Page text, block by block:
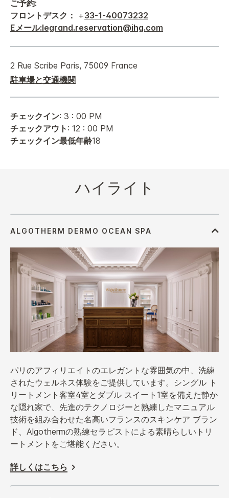
ご予約:
フロントデスク：
+33-1-40073232
Eメール:legrand.reservation@ihg.com
2 Rue Scribe Paris, 75009 France
駐車場と交通機関
チェックイン: 3 : 00 PM
チェックアウト : 12 : 00 PM
チェックイン最低年齢18
ハイライト
パリのアフィリエイトのエレガントな雰囲気の中、洗練
されたウェルネス体験をご提供しています。シングル ト
リートメント客室4室とダブル スイート1室を備えた静か
な隠れ家で、先進のテクノロジーと熟練したマニュアル
技術を組み合わせた名高いフランスのスキンケア ブラン
ド、Algothermの熟練セラピストによる素晴らしいトリ
ートメントをご堪能ください。
詳しくはこちら